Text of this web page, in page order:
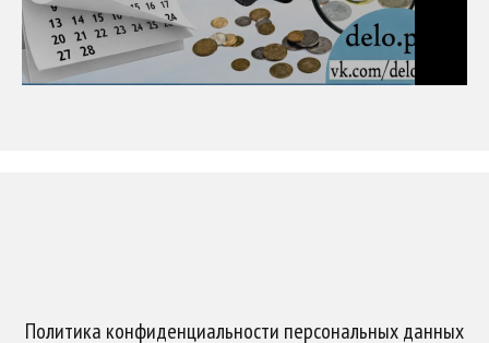
Политика конфиденциальности персональных данных